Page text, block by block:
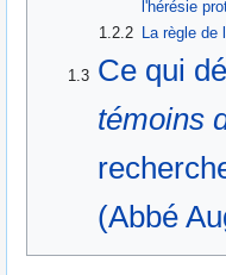
l'hérésie
1.2.2 La règle de
1.3 Ce qui
témoins
(Abbé